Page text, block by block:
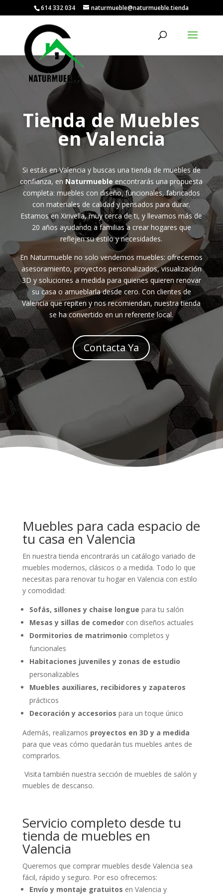
614 332 034 naturmueble@naturmueble.tienda
Tienda de Muebles
en Valencia
Si estás en Valencia y buscas una tienda de muebles de
confianza, en Naturmueble encontrarás una propuesta
completa: muebles con diseño, funcionales, fabricados
con materiales de calidad y pensados para durar.
Estamos en Xirivella, muy cerca de ti, y llevamos más de
20 años ayudando a familias a crear hogares que
reflejen su estilo y necesidades.
En Naturmueble no solo vendemos muebles: ofrecemos
asesoramiento, proyectos personalizados, visualización
3D y soluciones a medida para quienes quieren renovar
su casa o amueblarla desde cero. Con clientes de
Valencia que repiten y nos recomiendan, nuestra tienda
se ha convertido en un referente local.
Contacta Ya
Muebles para cada espacio de
tu casa en Valencia
En nuestra tienda encontrarás un catálogo variado de
muebles modernos, clásicos o a medida. Todo lo que
necesitas para renovar tu hogar en Valencia con estilo
y comodidad:
Sofás, sillones y chaise longue para tu salón
Mesas y sillas de comedorcon diseños actuales
Dormitorios de matrimonio completos y
funcionales
Habitaciones juveniles y zonas de estudio
personalizables
Muebles auxiliares, recibidores y zapateros
prácticos
Decoración y accesorios para un toque único
Además, realizamos proyectos en 3D y a medida
para que veas cómo quedarán tus muebles antes de
comprarlos.
Visita también nuestra sección de muebles de salón y
muebles de descanso.
Servicio completo desde tu
tienda de muebles en
Valencia
Queremos que comprar muebles desde Valencia sea
fácil, rápido y seguro. Por eso ofrecemos:
Envío y montaje gratuitos en Valencia y